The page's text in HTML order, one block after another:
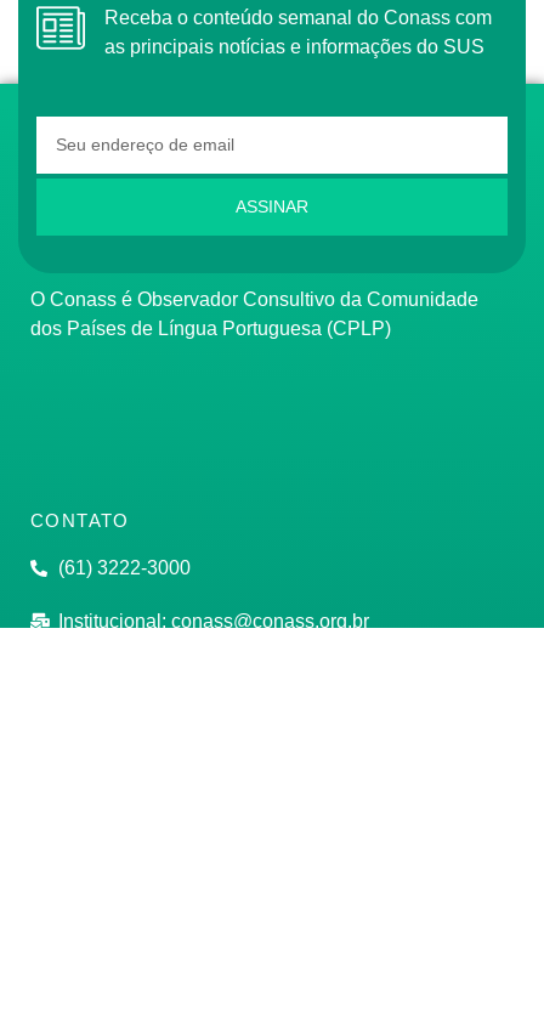
Receba o conteúdo semanal do Conass com
as principais notícias e informações do SUS
ASSINAR
O Conass é Observador Consultivo da Comunidade
dos Países de Língua Portuguesa (CPLP)
CONTATO
(61) 3222-3000
Institucional: conass@conass.org.br